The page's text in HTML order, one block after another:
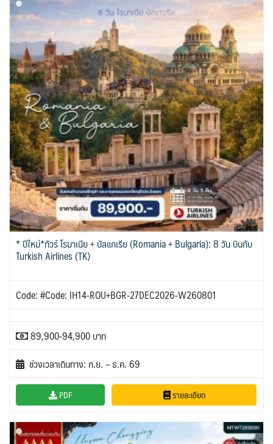
* ปีใหม่*ทัวร์ โรมาเนีย + บัลแกเรีย (Romania + Bulgaria): 8 วัน บินกับ
Turkish Airlines (TK)
Code: #Code: IH14-ROU+BGR-27DEC2026-W260801
89,900-94,900 บาท
ช่วงเวลาเดินทาง: ก.ย. – ธ.ค. 69
PDF รายละเอียด